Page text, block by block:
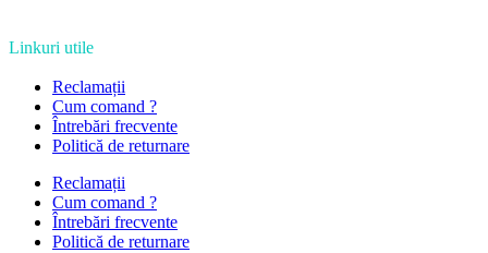
Linkuri utile
Reclamații
Cum comand ?
Întrebări frecvente
Politică de returnare
Reclamații
Cum comand ?
Întrebări frecvente
Politică de returnare